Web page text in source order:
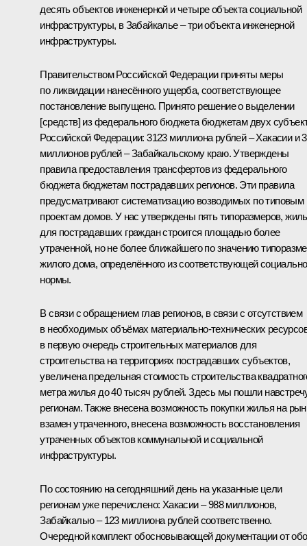
десять объектов инженерной и четыре объекта социальной
инфраструктуры, в Забайкалье – три объекта инженерной
инфраструктуры.
Правительством Российской Федерации приняты меры
по ликвидации нанесённого ущерба, соответствующее
постановление выпущено. Принято решение о выделении
[средств] из федерального бюджета бюджетам двух
Российской Федерации: 3123 миллиона рублей – Хакасии и
миллионов рублей – Забайкальскому краю. Утверждены
правила предоставления трансфертов из федерального
бюджета бюджетам пострадавших регионов. Эти правила
предусматривают систематизацию возводимых по типовым
проектам домов. У нас утверждены пять типоразмеров,
для пострадавших граждан строится площадью более
утраченной, но не более ближайшего по значению
жилого дома, определённого из соответствующей
нормы.
В связи с обращением глав регионов, в связи с отсутствием
в необходимых объёмах материально-технических
в первую очередь строительных материалов для
строительства на территориях пострадавших субъектов,
увеличена предельная стоимость строительства
метра жилья до 40 тысяч рублей. Здесь мы пошли
регионам. Также внесена возможность покупки жилья на
взамен утраченного, внесена возможность восстановления
утраченных объектов коммунальной и социальной
инфраструктуры.
По состоянию на сегодняшний день на указанные цели
регионам уже перечислено: Хакасии – 988 миллионов,
Забайкалью – 123 миллиона рублей соответственно.
Очередной комплект обосновывающей документации от